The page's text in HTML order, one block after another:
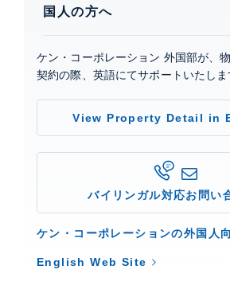
国人の方へ
ケン・コーポレーション 外国部が、
契約の際、英語にてサポートいたしま
View Property Detail in
バイリンガル対応お問い
ケン・コーポレーションの外国人
English Web Site